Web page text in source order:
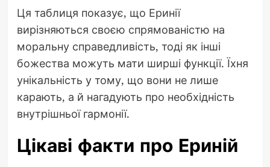
Ця таблиця показує, що Еринії
вирізняються своєю спрямованістю на
моральну справедливість, тоді як інші
божества можуть мати ширші функції. Їхня
унікальність у тому, що вони не лише
карають, а й нагадують про необхідність
внутрішньої гармонії.
Цікаві факти про Ериній